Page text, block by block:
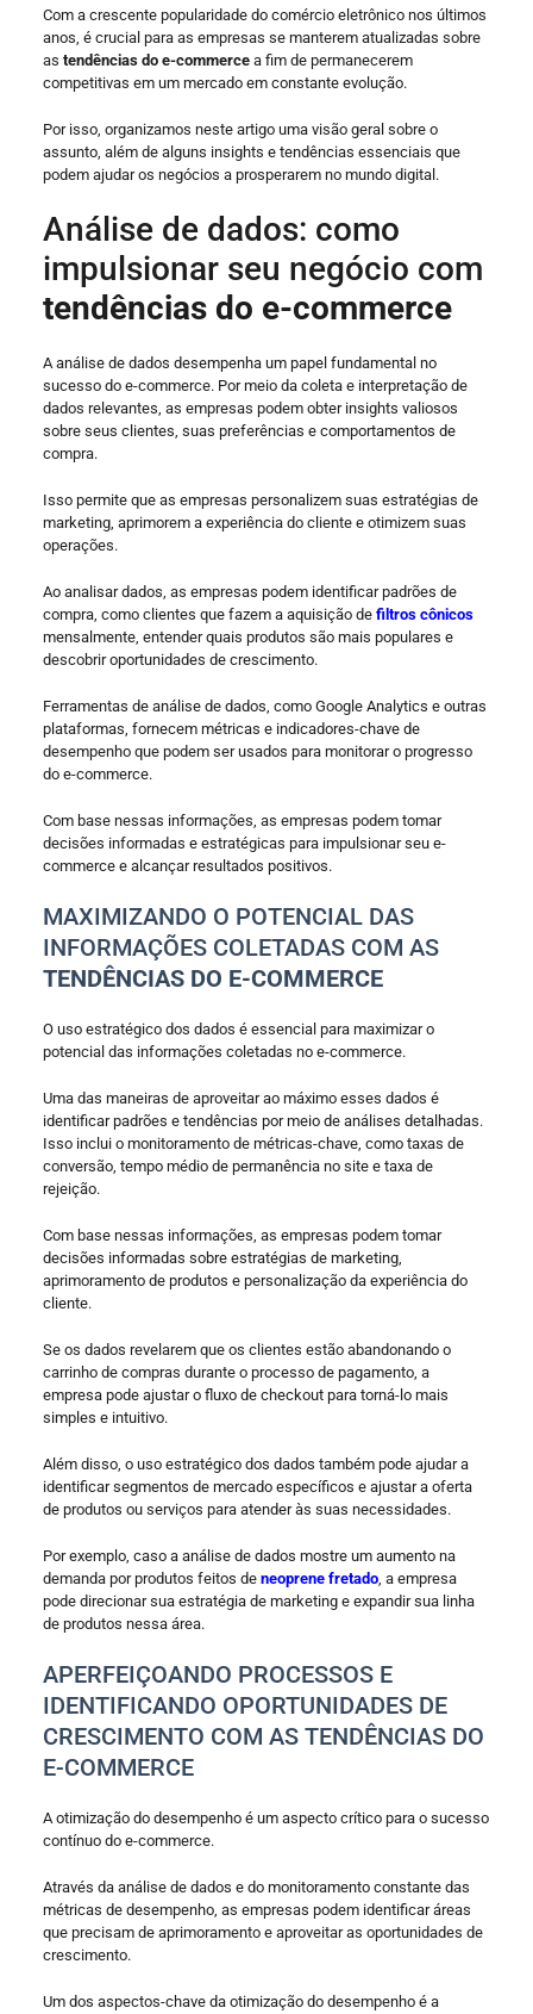
Com a crescente popularidade do comércio eletrônico nos últimos
anos, é crucial para as empresas se manterem atualizadas sobre
as tendências do e-commercea fim de permanecerem
competitivas em um mercado em constante evolução.
Por isso, organizamos neste artigo uma visão geral sobre o
assunto, além de alguns insights e tendências essenciais que
podem ajudar os negócios a prosperarem no mundo digital.
Análise de dados: como
impulsionar seu negócio com
tendências do e-commerce
A análise de dados desempenha um papel fundamental no
sucesso do e-commerce. Por meio da coleta e interpretação de
dados relevantes, as empresas podem obter insights valiosos
sobre seus clientes, suas preferências e comportamentos de
compra.
Isso permite que as empresas personalizem suas estratégias de
marketing, aprimorem a experiência do cliente e otimizem suas
operações.
Ao analisar dados, as empresas podem identificar padrões de
compra, como clientes que fazem a aquisição de filtros cônicos
mensalmente, entender quais produtos são mais populares e
descobrir oportunidades de crescimento.
Ferramentas de análise de dados, como Google Analytics e outras
plataformas, fornecem métricas e indicadores-chave de
desempenho que podem ser usados para monitorar o progresso
do e-commerce.
Com base nessas informações, as empresas podem tomar
decisões informadas e estratégicas para impulsionar seu e-
commerce e alcançar resultados positivos.
MAXIMIZANDO O POTENCIAL DAS
INFORMAÇÕES COLETADAS COM AS
TENDÊNCIAS DO E-COMMERCE
O uso estratégico dos dados é essencial para maximizar o
potencial das informações coletadas no e-commerce.
Uma das maneiras de aproveitar ao máximo esses dados é
identificar padrões e tendências por meio de análises detalhadas.
Isso inclui o monitoramento de métricas-chave, como taxas de
conversão, tempo médio de permanência no site e taxa de
rejeição.
Com base nessas informações, as empresas podem tomar
decisões informadas sobre estratégias de marketing,
aprimoramento de produtos e personalização da experiência do
cliente.
Se os dados revelarem que os clientes estão abandonando o
carrinho de compras durante o processo de pagamento, a
empresa pode ajustar o fluxo de checkout para torná-lo mais
simples e intuitivo.
Além disso, o uso estratégico dos dados também pode ajudar a
identificar segmentos de mercado específicos e ajustar a oferta
de produtos ou serviços para atender às suas necessidades.
Por exemplo, caso a análise de dados mostre um aumento na
demanda por produtos feitos de neoprene fretado, a empresa
pode direcionar sua estratégia de marketing e expandir sua linha
de produtos nessa área.
APERFEIÇOANDO PROCESSOS E
IDENTIFICANDO OPORTUNIDADES DE
CRESCIMENTO COM AS TENDÊNCIAS DO
E-COMMERCE
A otimização do desempenho é um aspecto crítico para o sucesso
contínuo do e-commerce.
Através da análise de dados e do monitoramento constante das
métricas de desempenho, as empresas podem identificar áreas
que precisam de aprimoramento e aproveitar as oportunidades de
crescimento.
Um dos aspectos-chave da otimização do desempenho é a